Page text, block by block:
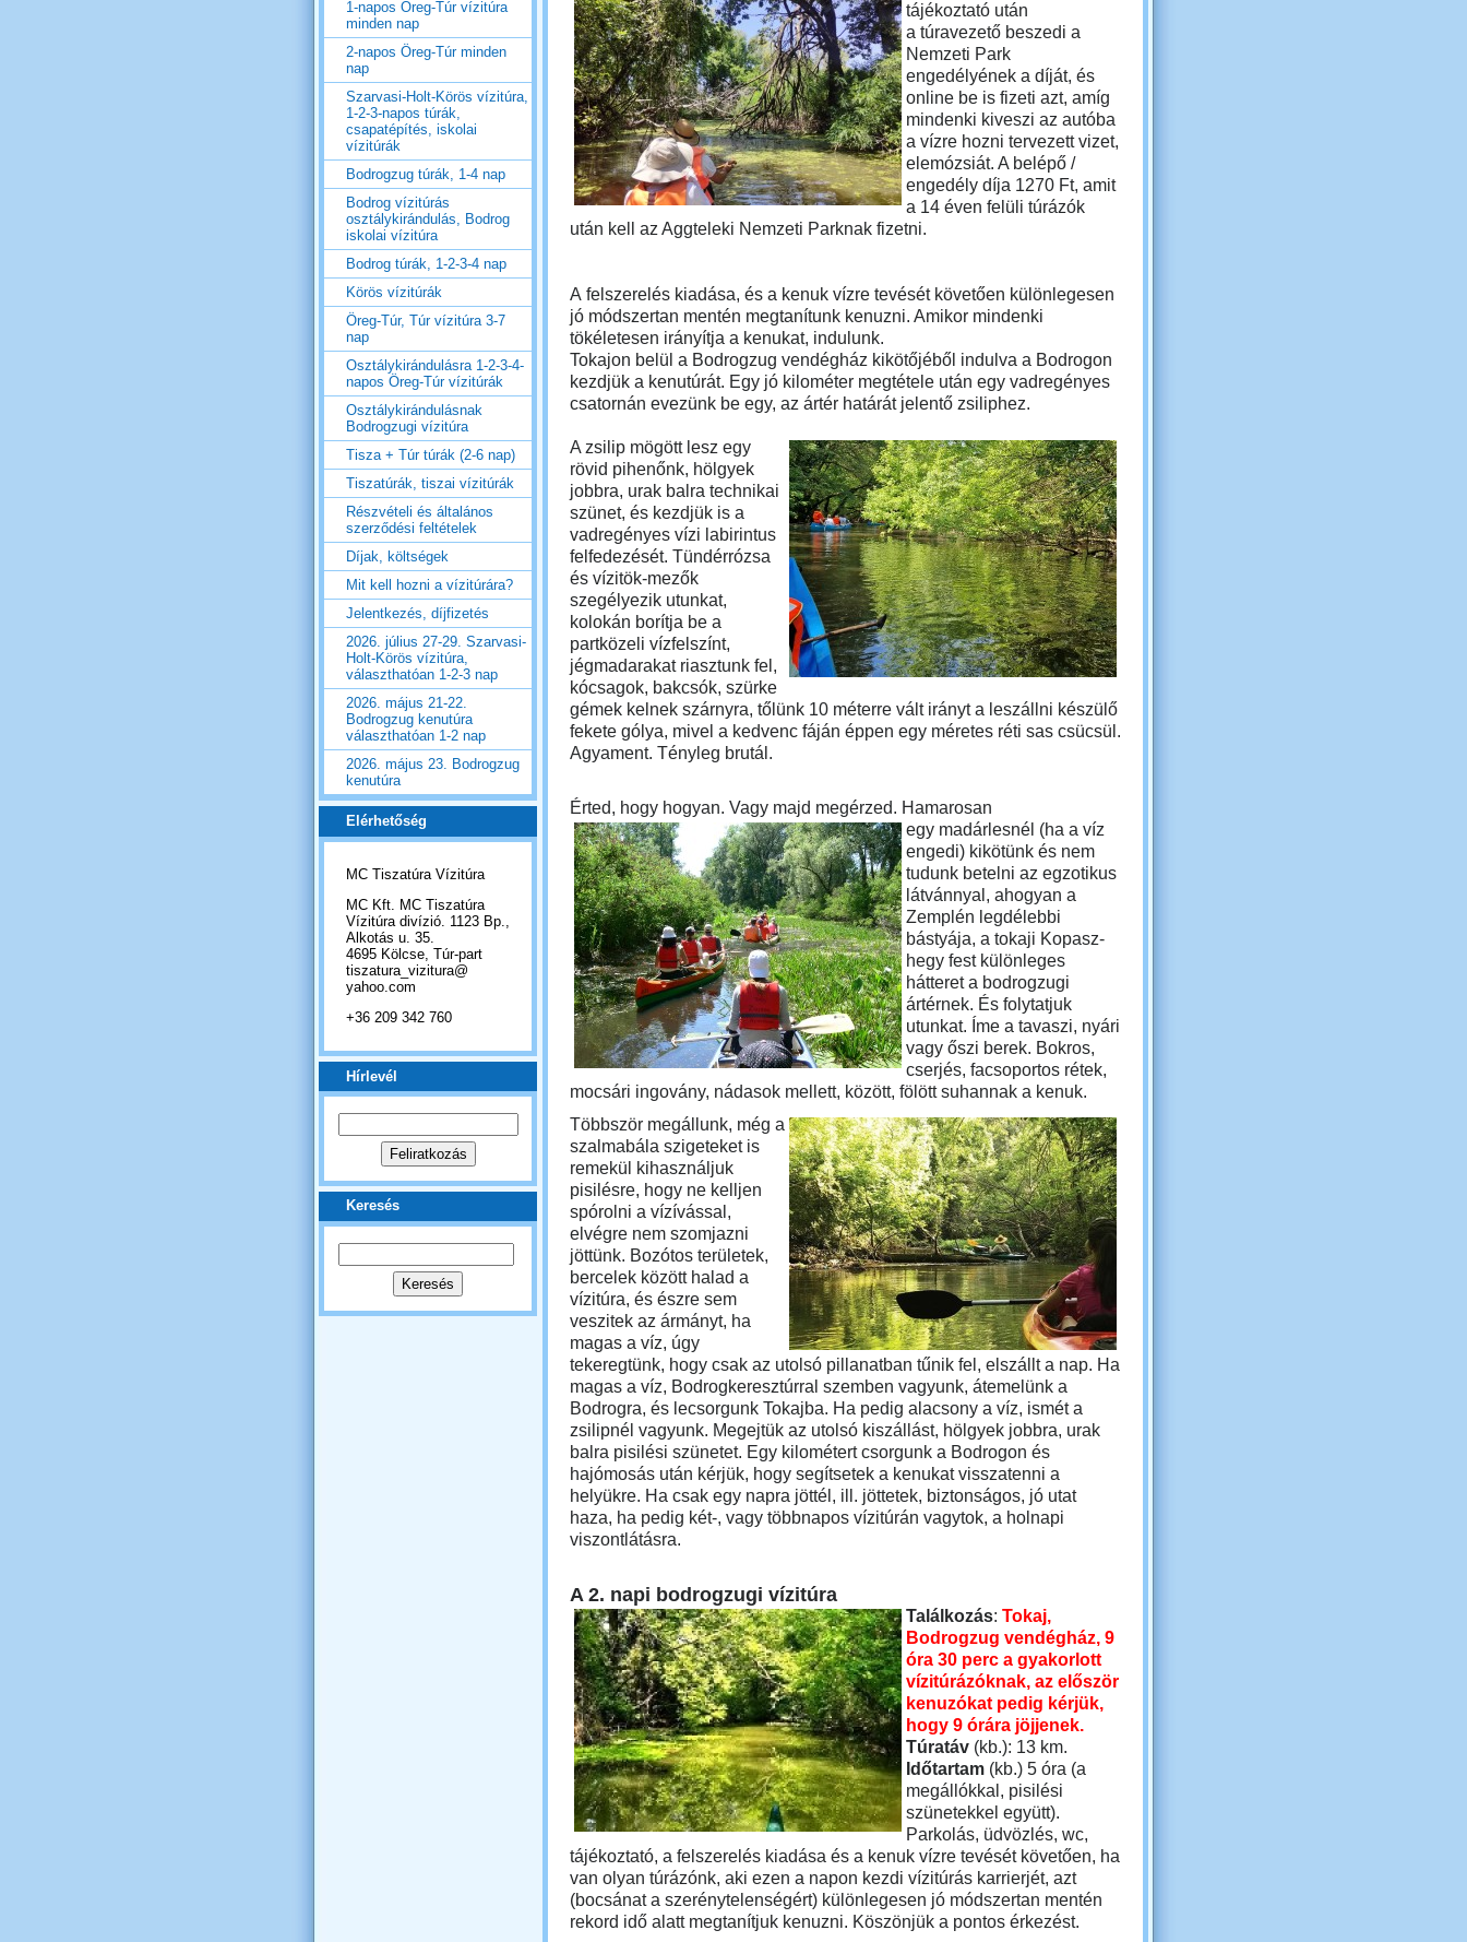
tájékoztató után
a túravezető beszedi a
Nemzeti Park
engedélyének a díját, és
online be is fizeti azt, amíg
mindenki kiveszi az autóba
a vízre hozni tervezett vizet,
elemózsiát. A belépő /
engedély díja 1270 Ft, amit
a 14 éven felüli túrázók
után kell az Aggteleki Nemzeti Parknak fizetni.
A felszerelés kiadása, és a kenuk vízre tevését követően különlegesen
jó módszertan mentén megtanítunk kenuzni. Amikor mindenki
tökéletesen irányítja a kenukat, indulunk.
Tokajon belül a Bodrogzug vendégház kikötőjéből indulva a Bodrogon
kezdjük a kenutúrát. Egy jó kilométer megtétele után egy vadregényes
csatornán evezünk be egy, az ártér határát jelentő zsiliphez.
A zsilip mögött lesz egy
rövid pihenőnk, hölgyek
jobbra, urak balra technikai
szünet, és kezdjük is a
vadregényes vízi labirintus
felfedezését. Tündérrózsa
és vízitök-mezők
szegélyezik utunkat,
kolokán borítja be a
partközeli vízfelszínt,
jégmadarakat riasztunk fel,
kócsagok, bakcsók, szürke
gémek kelnek szárnyra, tőlünk 10 méterre vált irányt a leszállni készülő
fekete gólya, mivel a kedvenc fáján éppen egy méretes réti sas csücsül.
Agyament. Tényleg brutál.
Érted, hogy hogyan. Vagy majd megérzed. Hamarosan
egy madárlesnél (ha a víz
engedi) kikötünk és nem
tudunk betelni az egzotikus
látvánnyal, ahogyan a
Zemplén legdélebbi
bástyája, a tokaji Kopasz-
hegy fest különleges
hátteret a bodrogzugi
ártérnek. És folytatjuk
utunkat. Íme a tavaszi, nyári
vagy őszi berek. Bokros,
cserjés, facsoportos rétek,
mocsári ingovány, nádasok mellett, között, fölött suhannak a kenuk.
Többször megállunk, még a
szalmabála szigeteket is
remekül kihasználjuk
pisilésre, hogy ne kelljen
spórolni a vízívással,
elvégre nem szomjazni
jöttünk. Bozótos területek,
bercelek között halad a
vízitúra, és észre sem
veszitek az ármányt, ha
magas a víz, úgy
tekeregtünk, hogy csak az utolsó pillanatban tűnik fel, elszállt a nap. Ha
magas a víz, Bodrogkeresztúrral szemben vagyunk, átemelünk a
Bodrogra, és lecsorgunk Tokajba. Ha pedig alacsony a víz, ismét a
zsilipnél vagyunk. Megejtük az utolsó kiszállást, hölgyek jobbra, urak
balra pisilési szünetet. Egy kilométert csorgunk a Bodrogon és
hajómosás után kérjük, hogy segítsetek a kenukat visszatenni a
helyükre. Ha csak egy napra jöttél, ill. jöttetek, biztonságos, jó utat
haza, ha pedig két-, vagy többnapos vízitúrán vagytok, a holnapi
viszontlátásra.
A 2. napi bodrogzugi vízitúra
Találkozás: Tokaj,
Bodrogzug vendégház, 9
óra 30 perc a gyakorlott
vízitúrázóknak, az először
kenuzókat pedig kérjük,
hogy 9 órára jöjjenek.
Túratáv (kb.): 13 km.
Időtartam (kb.) 5 óra (a
megállókkal, pisilési
szünetekkel együtt).
Parkolás, üdvözlés, wc,
tájékoztató, a felszerelés kiadása és a kenuk vízre tevését követően, ha
van olyan túrázónk, aki ezen a napon kezdi vízitúrás karrierjét, azt
(bocsánat a szerénytelenségért) különlegesen jó módszertan mentén
rekord idő alatt megtanítjuk kenuzni. Köszönjük a pontos érkezést.
1-napos Öreg-Túr vízitúra
minden nap
2-napos Öreg-Túr minden
nap
Szarvasi-Holt-Körös vízitúra,
1-2-3-napos túrák,
csapatépítés, iskolai
vízitúrák
Bodrogzug túrák, 1-4 nap
Bodrog vízitúrás
osztálykirándulás, Bodrog
iskolai vízitúra
Bodrog túrák, 1-2-3-4 nap
Körös vízitúrák
Öreg-Túr, Túr vízitúra 3-7
nap
Osztálykirándulásra 1-2-3-4-
napos Öreg-Túr vízitúrák
Osztálykirándulásnak
Bodrogzugi vízitúra
Tisza + Túr túrák (2-6 nap)
Tiszatúrák, tiszai vízitúrák
Részvételi és általános
szerződési feltételek
Díjak, költségek
Mit kell hozni a vízitúrára?
Jelentkezés, díjfizetés
2026. július 27-29. Szarvasi-
Holt-Körös vízitúra,
választhatóan 1-2-3 nap
2026. május 21-22.
Bodrogzug kenutúra
választhatóan 1-2 nap
2026. május 23. Bodrogzug
kenutúra
Elérhetőség
MC Tiszatúra Vízitúra
MC Kft. MC Tiszatúra
Vízitúra divízió. 1123 Bp.,
Alkotás u. 35.
4695 Kölcse, Túr-part
tiszatura_vizitura@
yahoo.com
+36 209 342 760
Hírlevél
Keresés